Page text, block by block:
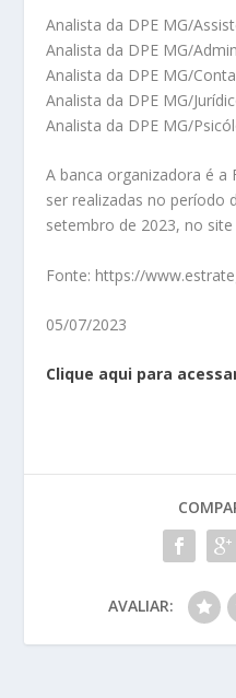
Analista da DPE MG/
Analista da DPE MG/
Analista da DPE MG/
Analista da DPE MG/
Analista da DPE MG/
A banca organizadora é a
ser realizadas no período
setembro de 2023, no site
Fonte: https://
05/07/2023
Clique aqui para
AVALIAR: